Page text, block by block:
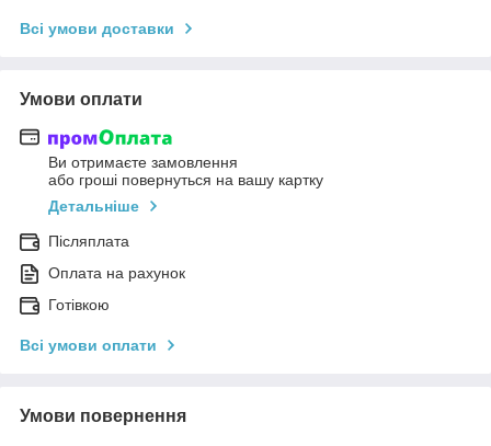
Всі умови доставки
Умови оплати
Ви отримаєте замовлення
або гроші повернуться на вашу картку
Детальніше
Післяплата
Оплата на рахунок
Готівкою
Всі умови оплати
Умови повернення